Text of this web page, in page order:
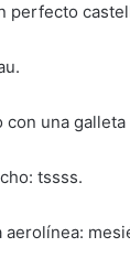
perfecto
una
tssss.
aerolínea: